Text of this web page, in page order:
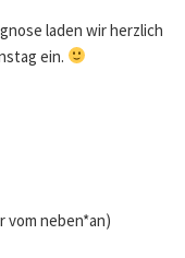
laden wir herzlich
ein.
vom neben*an)